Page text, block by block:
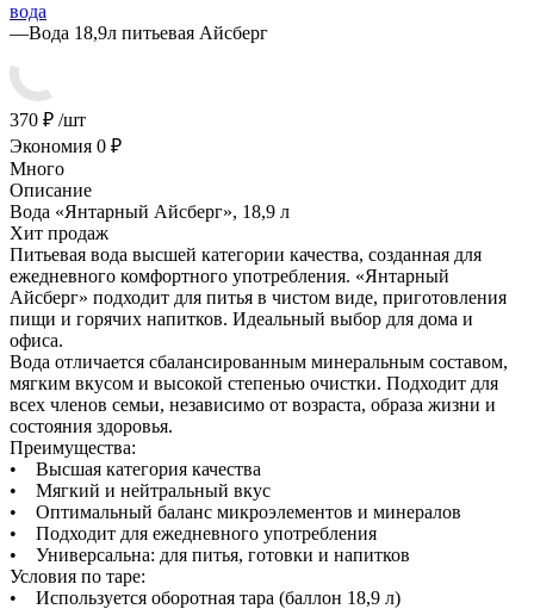
вода
—Вода 18,9л питьевая Айсберг
370 ₽ /шт
Экономия 0 ₽
Много
Описание
Вода «Янтарный Айсберг», 18,9 л
Хит продаж
Питьевая вода высшей категории качества, созданная для
ежедневного комфортного употребления. «Янтарный
Айсберг» подходит для питья в чистом виде, приготовления
пищи и горячих напитков. Идеальный выбор для дома и
офиса.
Вода отличается сбалансированным минеральным составом,
мягким вкусом и высокой степенью очистки. Подходит для
всех членов семьи, независимо от возраста, образа жизни и
состояния здоровья.
Преимущества:
• Высшая категория качества
• Мягкий и нейтральный вкус
• Оптимальный баланс микроэлементов и минералов
• Подходит для ежедневного употребления
• Универсальна: для питья, готовки и напитков
Условия по таре:
• Используется оборотная тара (баллон 18,9 л)